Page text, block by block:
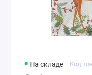
На складе Код